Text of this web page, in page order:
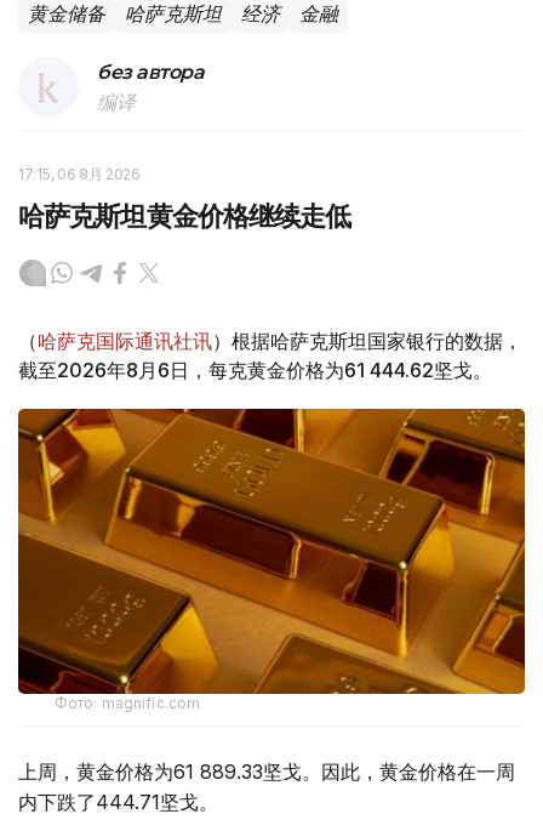
黄金储备 哈萨克斯坦 经济 金融
без автора
编译
17:15, 06 8月 2026
哈萨克斯坦黄金价格继续走低
（哈萨克国际通讯社讯）根据哈萨克斯坦国家银行的数据，
截至2026年8月6日，每克黄金价格为61 444.62坚戈。
Фото: magnific.com
上周，黄金价格为61 889.33坚戈。因此，黄金价格在一周
内下跌了444.71坚戈。